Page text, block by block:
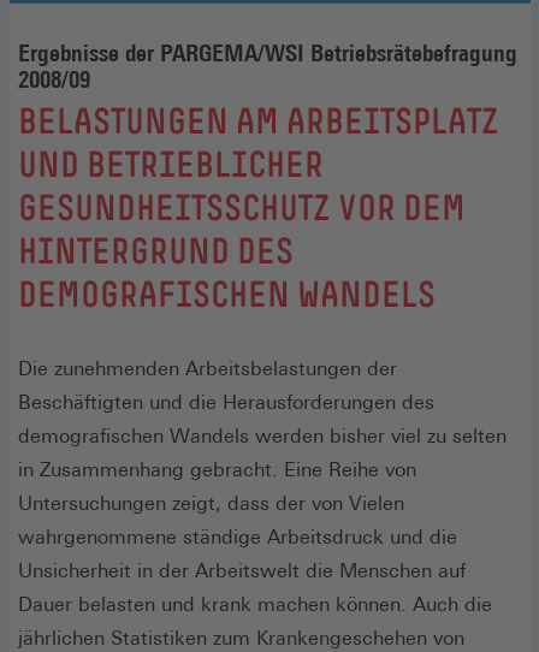
Ergebnisse der PARGEMA/WSI Betriebsrätebefragung
2008/09
:
BELASTUNGEN AM ARBEITSPLATZ
UND BETRIEBLICHER
GESUNDHEITSSCHUTZ VOR DEM
HINTERGRUND DES
DEMOGRAFISCHEN WANDELS
Die zunehmenden Arbeitsbelastungen der
Beschäftigten und die Herausforderungen des
demografischen Wandels werden bisher viel zu selten
in Zusammenhang gebracht. Eine Reihe von
Untersuchungen zeigt, dass der von Vielen
wahrgenommene ständige Arbeitsdruck und die
Unsicherheit in der Arbeitswelt die Menschen auf
Dauer belasten und krank machen können. Auch die
jährlichen Statistiken zum Krankengeschehen von